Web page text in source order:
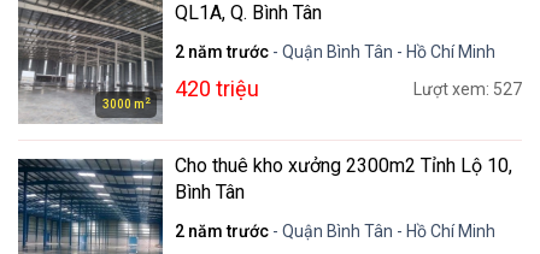
3000 m 2
QL1A, Q. Bình Tân
2 năm trước - Quận Bình Tân - Hồ Chí Minh
420 triệu Lượt xem: 527
Cho thuê kho xưởng 2300m2 Tỉnh Lộ 10,
Bình Tân
2 năm trước - Quận Bình Tân - Hồ Chí Minh